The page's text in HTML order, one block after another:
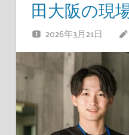
田大阪の現
2026年3月21日